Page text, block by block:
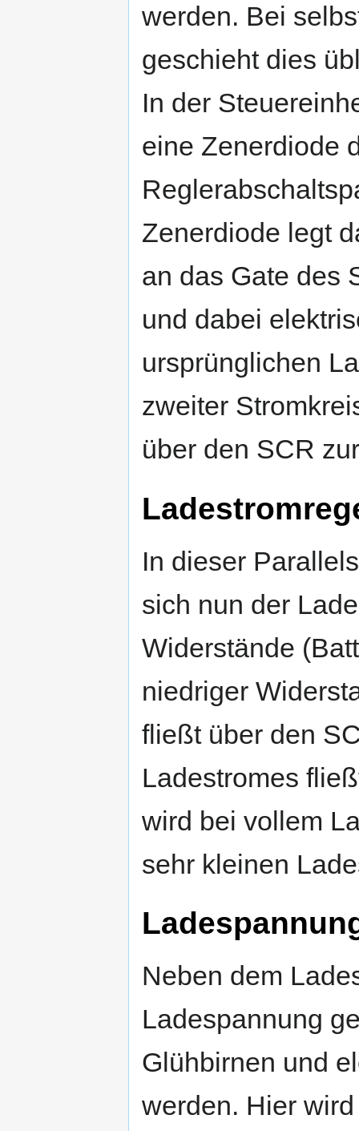
werden. Bei
geschieht dies
In der
eine Zenerdiode
Zenerdiode legt
an das Gate des
und dabei
ursprünglichen
zweiter
über den SCR
In dieser
sich nun der
Widerstände
niedriger
fließt über den
Ladestromes
wird bei vollem
sehr kleinen
Neben dem
Ladespannung
Glühbirnen und
werden. Hier